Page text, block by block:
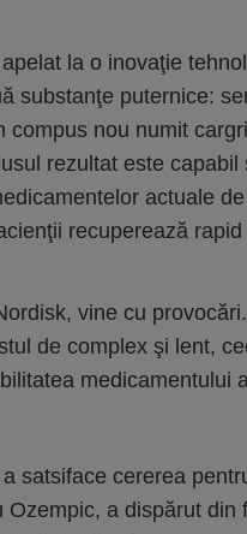
la o inovaţie
substanţe puternice:
compus nou numit
rezultat este capabil
actuale
recuperează
vine cu
de complex şi lent,
medicamentului
satsiface cererea
a dispărut din